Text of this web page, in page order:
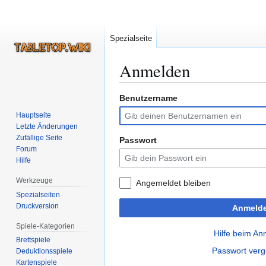
Anmelden
Zur
Navigation
springen
Zur
Suche
springen
Benutzername
Passwort
Angemeldet bleiben
Hilfe beim
Passwort
Spezialseite
Hauptseite
Letzte Änderungen
Zufällige Seite
Forum
Hilfe
Werkzeuge
Spezialseiten
Druckversion
Spiele-Kategorien
Brettspiele
Deduktionsspiele
Kartenspiele